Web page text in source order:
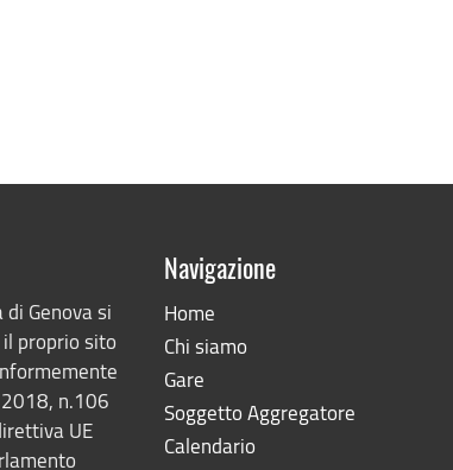
Genova si
proprio sito
n.106
UE
Navigazione
Home
Chi siamo
Gare
Soggetto Aggregatore
Calendario